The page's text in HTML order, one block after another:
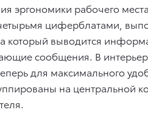
эргономики рабочего
циферблатами,
который выводится
сообщения. В
для максимального
на центральной